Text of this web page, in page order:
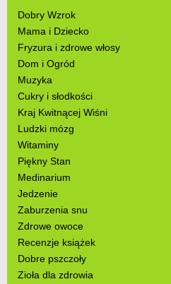
Dobry Wzrok
Mama i Dziecko
Fryzura i zdrowe włosy
Dom i Ogród
Muzyka
Cukry i słodkości
Kraj Kwitnącej Wiśni
Ludzki mózg
Witaminy
Piękny Stan
Medinarium
Jedzenie
Zaburzenia snu
Zdrowe owoce
Recenzje książek
Dobre pszczoły
Zioła dla zdrowia